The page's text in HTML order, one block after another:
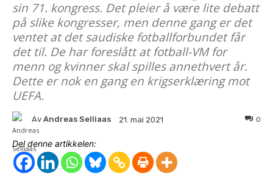
sin 71. kongress. Det pleier å være lite debatt
på slike kongresser, men denne gang er det
ventet at det saudiske fotballforbundet får
det til. De har foreslått at fotball-VM for
menn og kvinner skal spilles annethvert år.
Dette er nok en gang en krigserklæring mot
UEFA.
Av Andreas Selliaas 21. mai 2021 0
Del denne artikkelen: